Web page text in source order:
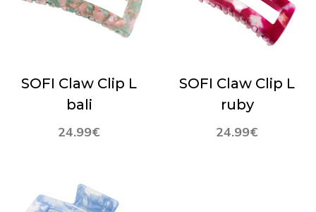
SOFI Claw Clip L
bali
24.99€
SOFI Claw Clip L
ruby
24.99€